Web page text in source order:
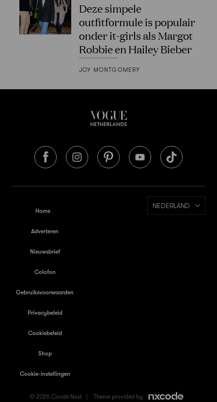
Deze simpele
outfitformule is populair
onder it-girls als Margot
Robbie en Hailey Bieber
JOY MONTGOMERY
Home
Adverteren
Nieuwsbrief
Colofon
Gebruiksvoorwaarden
Privacybeleid
Cookiebeleid
Shop
Cookie-instellingen
NEDERLAND
© 2026 Condé Nast | Theme provided by